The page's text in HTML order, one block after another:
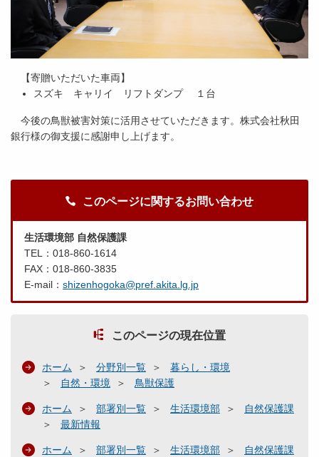
【寄贈いただいた車両】
スズキ キャリイ リフトダンプ １台
今後の鳥獣被害対策に活用させていただきます。株式会社秋田
銀行様の御支援に感謝申し上げます。
このページに関するお問い合わせ
生活環境部 自然保護課
TEL：018-860-1614
FAX：018-860-3835
E-mail： shizenhogoka@pref.akita.lg.jp
このページの現在位置
ホーム 分野別一覧
暮らし・環境
自然・環境
鳥獣保護
ホーム 部署別一覧 生活環境部
自然保護課
最新情報
ホーム 部署別一覧 生活環境部
自然保護課